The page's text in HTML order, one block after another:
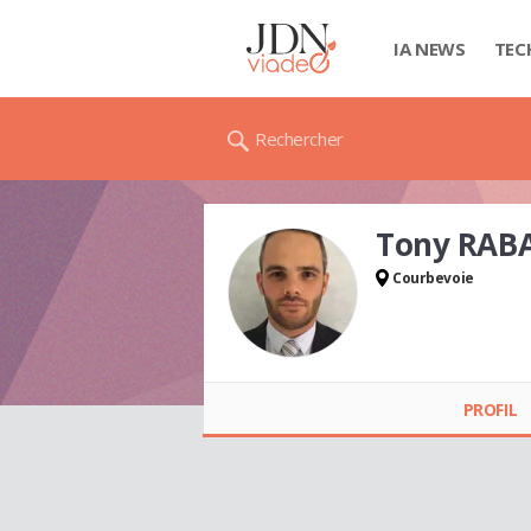
IA NEWS
Rechercher
Tony
Courbevoie
PROFIL